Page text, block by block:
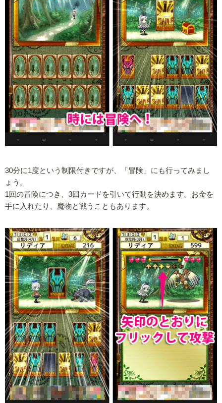
30分に1度という制限付きですが、「冒険」にも行ってみまし
ょう。
1回の冒険につき、3回カードを引いて行動を決めます。お金を
手に入れたり、魔物と戦うこともあります。